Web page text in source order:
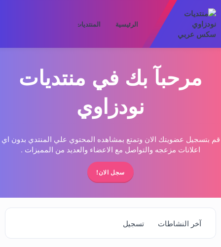
الرئيسية المنتديات
مرحبآ بك في منتديات
نودزاوي
قم بتسجيل عضويتك الان وتمتع بمشاهده المحتوي علي المنتدي بدون اي
اعلانات مزعجه والتواصل مع الاعضاء والعديد من المميزات .
سجل الان!
آخر النشاطات تسجيل